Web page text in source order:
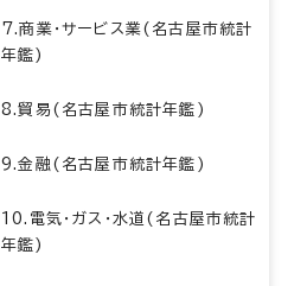
7.商業・サービス業(名古屋市統計
年鑑)
8.貿易(名古屋市統計年鑑)
9.金融(名古屋市統計年鑑)
10.電気・ガス・水道(名古屋市統計
年鑑)